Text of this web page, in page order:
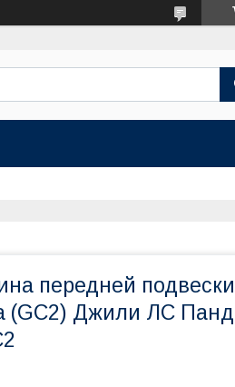
передней
(GC2) Джили ЛС